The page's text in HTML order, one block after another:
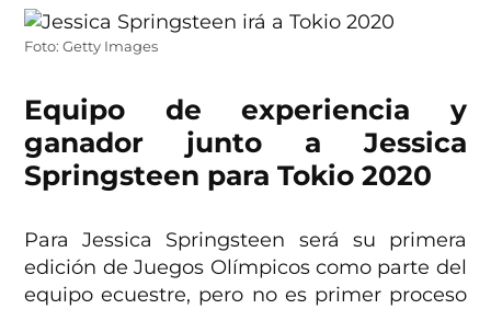
Foto: Getty Images
Equipo de experiencia y
ganador junto a Jessica
Springsteen para Tokio 2020
Para Jessica Springsteen será su primera
edición de Juegos Olímpicos como parte del
equipo ecuestre, pero no es primer proceso